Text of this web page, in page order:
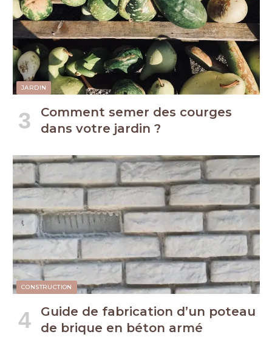
JARDIN
Comment semer des courges
dans votre jardin ?
CONSTRUCTION
Guide de fabrication d’un poteau
de brique en béton armé